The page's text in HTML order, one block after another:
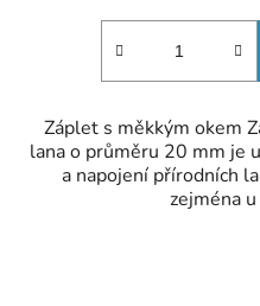
Záplet s měkkým okem
lana o průměru 20 mm je
a napojení přírodních
zejména